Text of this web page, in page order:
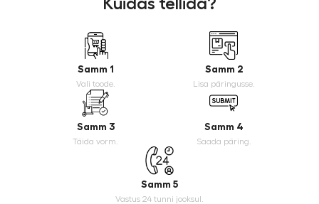
Kuidas tellida?
Samm 1
Vali toode.
Samm 2
Lisa päringusse.
Samm 3
Täida vorm.
Samm 4
Saada päring.
Samm 5
Vastus 24 tunni jooksul.